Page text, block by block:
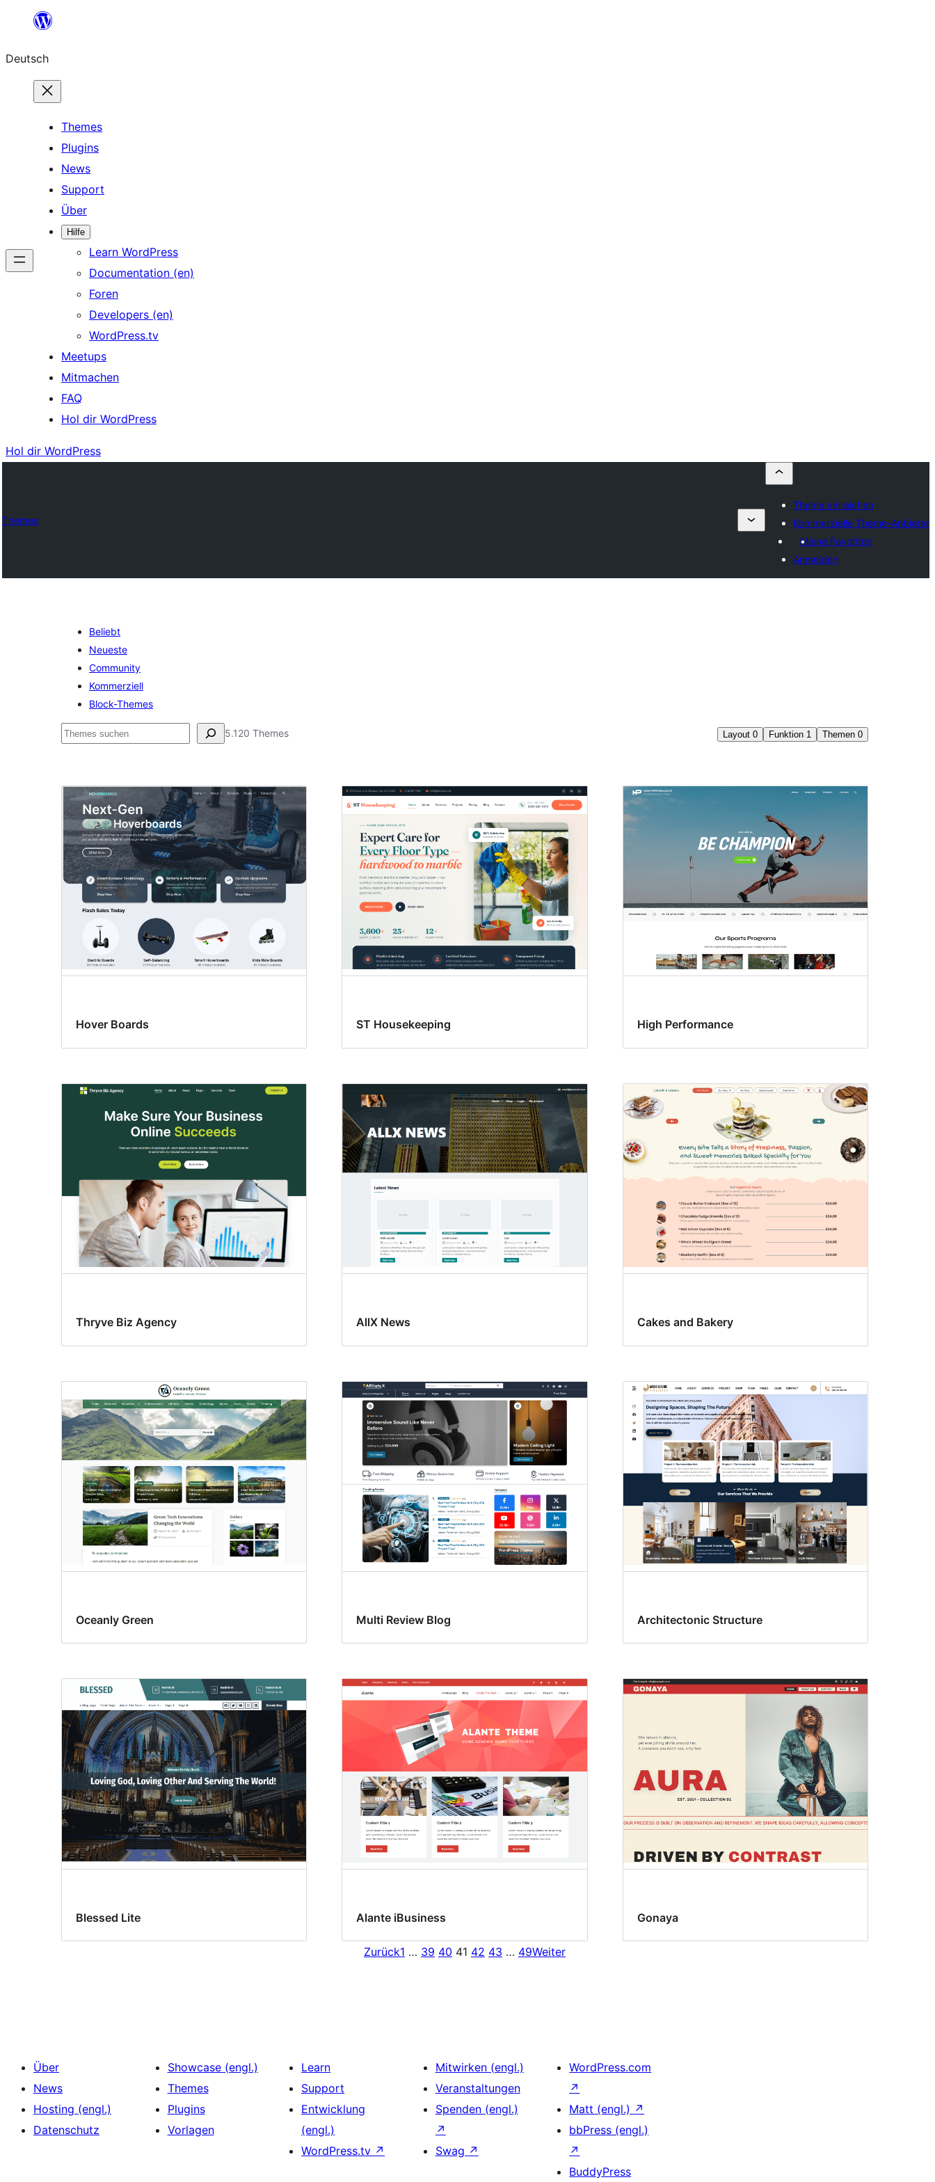
springen
Deutsch
Themes
Plugins
News
Support
Über
Hilfe
Learn WordPress
Documentation (en)
Foren
Developers (en)
WordPress.tv
Meetups
Mitmachen
FAQ
Hol dir WordPress
Hol dir WordPress
Themes
Theme einreichen
Kommerzielle Theme-Anbieter
Meine Favoriten
Anmelden
Beliebt
Neueste
Community
Kommerziell
Block-Themes
Suchen 5.120 Themes Layout 0 Funktion 1 Themen 0
Oben
gehaltener
Beitrag
Hover Boards ST Housekeeping High Performance
Thryve Biz Agency AllX News Cakes and Bakery
Oceanly Green Multi Review Blog Architectonic Structure
Blessed Lite Alante iBusiness Gonaya
Zurück1 … 39 40 41 42 43 … 49Weiter
Über
News
Hosting (engl.)
Datenschutz
Showcase (engl.)
Themes
Plugins
Vorlagen
Learn
Support
Entwicklung
(engl.)
WordPress.tv ↗
Mitwirken (engl.)
Veranstaltungen
Spenden (engl.)
↗
Swag ↗
WordPress.com
↗
Matt (engl.) ↗
bbPress (engl.)
↗
BuddyPress